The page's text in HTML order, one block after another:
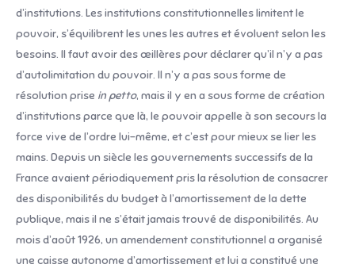
d’institutions. Les institutions constitutionnelles limitent le
pouvoir, s’équilibrent les unes les autres et évoluent selon les
besoins. Il faut avoir des œillères pour déclarer qu’il n’y a pas
d’autolimitation du pouvoir. Il n’y a pas sous forme de
résolution prise in petto, mais il y en a sous forme de création
d’institutions parce que là, le pouvoir appelle à son secours la
force vive de l’ordre lui-même, et c’est pour mieux se lier les
mains. Depuis un siècle les gouvernements successifs de la
France avaient périodiquement pris la résolution de consacrer
des disponibilités du budget à l’amortissement de la dette
publique, mais il ne s’était jamais trouvé de disponibilités. Au
mois d’août 1926, un amendement constitutionnel a organisé
une caisse autonome d’amortissement et lui a constitué une